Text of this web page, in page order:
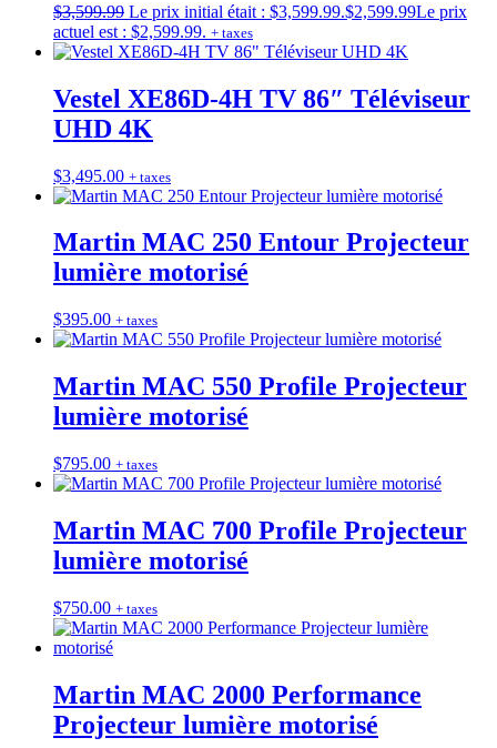
$3,599.99 Le prix initial était : $3,599.99.$2,599.99Le prix
actuel est : $2,599.99. + taxes
Vestel XE86D-4H TV 86″ Téléviseur
UHD 4K
$3,495.00 + taxes
Martin MAC 250 Entour Projecteur
lumière motorisé
$395.00 + taxes
Martin MAC 550 Profile Projecteur
lumière motorisé
$795.00 + taxes
Martin MAC 700 Profile Projecteur
lumière motorisé
$750.00 + taxes
Martin MAC 2000 Performance
Projecteur lumière motorisé